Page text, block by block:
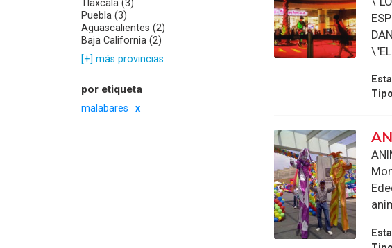
Tlaxcala (3)
Puebla (3)
Aguascalientes (2)
Baja California (2)
[+] más provincias
por etiqueta
malabares